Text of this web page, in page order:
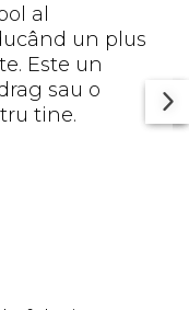
al
un plus
Este un
sau o
tine.